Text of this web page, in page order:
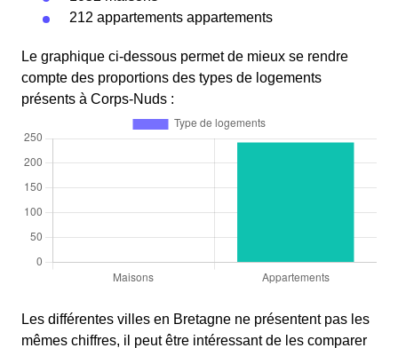
212 appartements appartements
Le graphique ci-dessous permet de mieux se rendre
compte des proportions des types de logements
présents à Corps-Nuds :
Les différentes villes en Bretagne ne présentent pas les
mêmes chiffres, il peut être intéressant de les comparer